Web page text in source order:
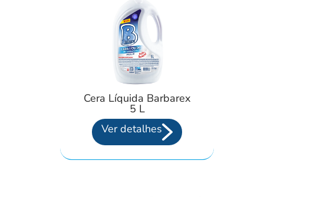
Cera Líquida Barbarex
5 L
Ver detalhes